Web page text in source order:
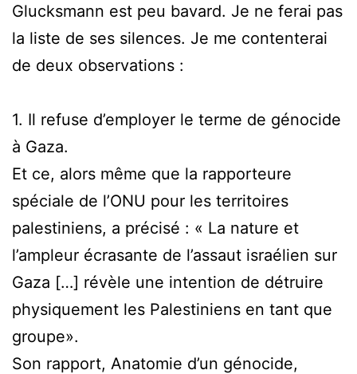
Glucksmann est peu bavard. Je ne ferai pas
la liste de ses silences. Je me contenterai
de deux observations :
1. Il refuse d’employer le terme de génocide
à Gaza.
Et ce, alors même que la rapporteure
spéciale de l’ONU pour les territoires
palestiniens, a précisé : « La nature et
l’ampleur écrasante de l’assaut israélien sur
Gaza […] révèle une intention de détruire
physiquement les Palestiniens en tant que
groupe».
Son rapport, Anatomie d’un génocide,